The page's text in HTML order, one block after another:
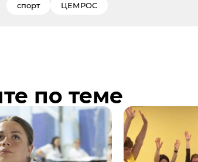
спорт ЦЕМРОС
по теме